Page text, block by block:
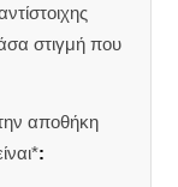
στιγμή που
αποθήκη
: